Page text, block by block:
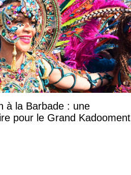
à la Barbade : une
pour le Grand Kadooment